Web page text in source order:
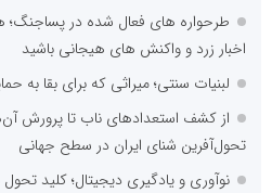
طرحواره های فعال شده در پساجنگ؛
اخبار زرد و واکنش های هیجانی باشید
لبنیات سنتی؛ میراثی که برای بقا به
از کشف استعدادهای ناب تا پرورش
تحول‌آفرین شنای ایران در سطح جهانی
نوآوری و یادگیری دیجیتال؛ کلید